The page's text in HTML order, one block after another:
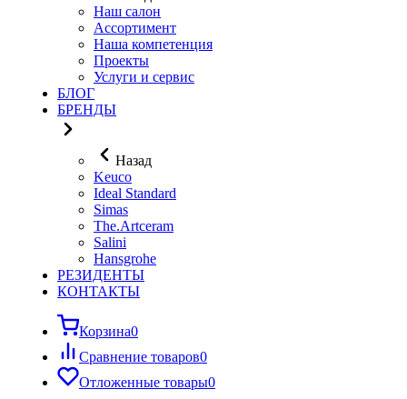
Наш салон
Ассортимент
Наша компетенция
Проекты
Услуги и сервис
БЛОГ
БРЕНДЫ
Назад
Keuco
Ideal Standard
Simas
The.Artceram
Salini
Hansgrohe
РЕЗИДЕНТЫ
КОНТАКТЫ
Корзина0
Сравнение товаров0
Отложенные товары0